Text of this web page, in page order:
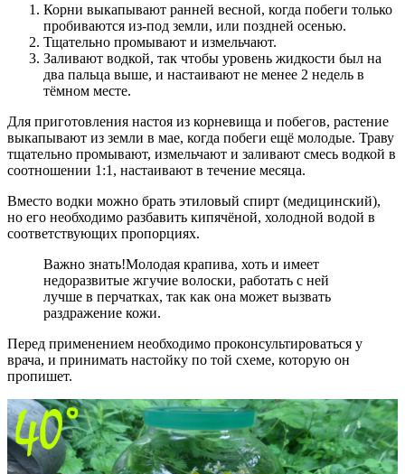
Корни выкапывают ранней весной, когда побеги только
пробиваются из-под земли, или поздней осенью.
Тщательно промывают и измельчают.
Заливают водкой, так чтобы уровень жидкости был на
два пальца выше, и настаивают не менее 2 недель в
тёмном месте.
Для приготовления настоя из корневища и побегов, растение
выкапывают из земли в мае, когда побеги ещё молодые. Траву
тщательно промывают, измельчают и заливают смесь водкой в
соотношении 1:1, настаивают в течение месяца.
Вместо водки можно брать этиловый спирт (медицинский),
но его необходимо разбавить кипячёной, холодной водой в
соответствующих пропорциях.
Важно знать!Молодая крапива, хоть и имеет
недоразвитые жгучие волоски, работать с ней
лучше в перчатках, так как она может вызвать
раздражение кожи.
Перед применением необходимо проконсультироваться у
врача, и принимать настойку по той схеме, которую он
пропишет.